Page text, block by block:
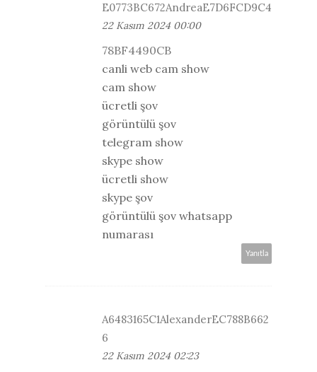
E0773BC672AndreaE7D6FCD9C4
22 Kasım 2024 00:00
78BF4490CB
canli web cam show
cam show
ücretli şov
görüntülü şov
telegram show
skype show
ücretli show
skype şov
görüntülü şov whatsapp
numarası
Yanıtla
A6483165C1AlexanderEC788B662
6
22 Kasım 2024 02:23